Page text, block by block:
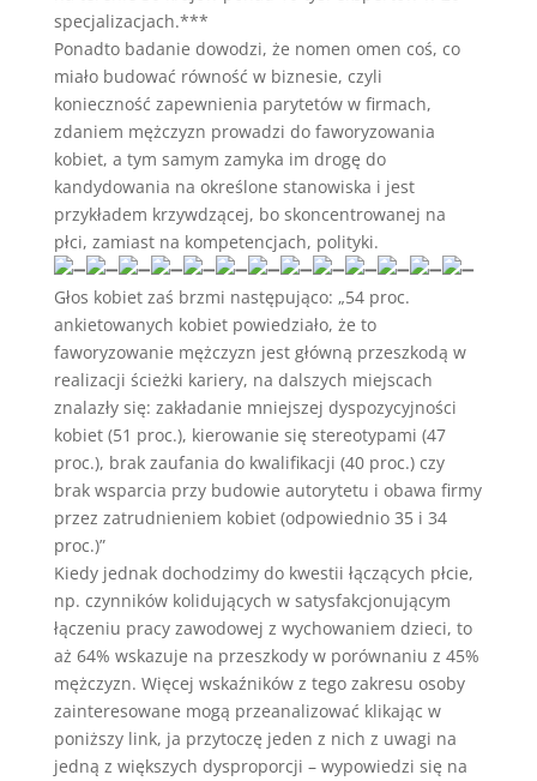
specjalizacjach.***
Ponadto badanie dowodzi, że nomen omen coś, co
miało budować równość w biznesie, czyli
konieczność zapewnienia parytetów w firmach,
zdaniem mężczyzn prowadzi do faworyzowania
kobiet, a tym samym zamyka im drogę do
kandydowania na określone stanowiska i jest
przykładem krzywdzącej, bo skoncentrowanej na
płci, zamiast na kompetencjach, polityki.
Głos kobiet zaś brzmi następująco: „54 proc.
ankietowanych kobiet powiedziało, że to
faworyzowanie mężczyzn jest główną przeszkodą w
realizacji ścieżki kariery, na dalszych miejscach
znalazły się: zakładanie mniejszej dyspozycyjności
kobiet (51 proc.), kierowanie się stereotypami (47
proc.), brak zaufania do kwalifikacji (40 proc.) czy
brak wsparcia przy budowie autorytetu i obawa firmy
przez zatrudnieniem kobiet (odpowiednio 35 i 34
proc.)”
Kiedy jednak dochodzimy do kwestii łączących płcie,
np. czynników kolidujących w satysfakcjonującym
łączeniu pracy zawodowej z wychowaniem dzieci, to
aż 64% wskazuje na przeszkody w porównaniu z 45%
mężczyzn. Więcej wskaźników z tego zakresu osoby
zainteresowane mogą przeanalizować klikając w
poniższy link, ja przytoczę jeden z nich z uwagi na
jedną z większych dysproporcji – wypowiedzi się na